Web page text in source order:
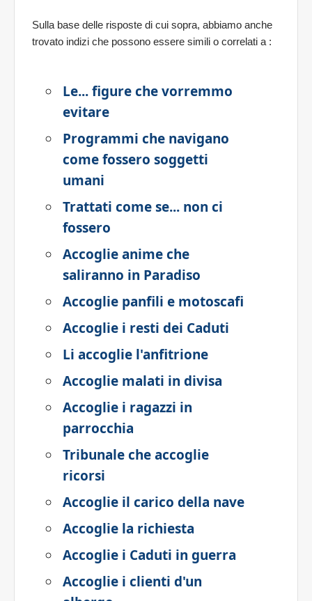
Sulla base delle risposte di cui sopra, abbiamo anche
trovato indizi che possono essere simili o correlati a :
Le... figure che vorremmo
evitare
Programmi che navigano
come fossero soggetti
umani
Trattati come se... non ci
fossero
Accoglie anime che
saliranno in Paradiso
Accoglie panfili e motoscafi
Accoglie i resti dei Caduti
Li accoglie l'anfitrione
Accoglie malati in divisa
Accoglie i ragazzi in
parrocchia
Tribunale che accoglie
ricorsi
Accoglie il carico della nave
Accoglie la richiesta
Accoglie i Caduti in guerra
Accoglie i clienti d'un